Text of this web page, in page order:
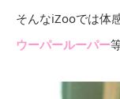
そんなiZooでは体
ウーパールーパー